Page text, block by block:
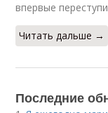
впервые
Читать дальше →
Последние